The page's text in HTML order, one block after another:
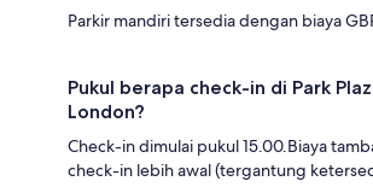
Parkir mandiri tersedia dengan biaya
Pukul berapa check-in di Park
London?
Check-in dimulai pukul 15.00.Biaya
check-in lebih awal (tergantung